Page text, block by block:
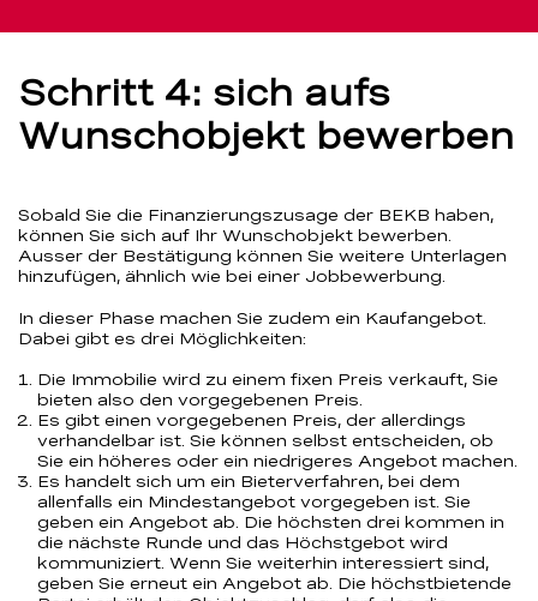
Schritt 4: sich aufs
Wunschobjekt bewerben
Sobald Sie die Finanzierungszusage der BEKB haben,
können Sie sich auf Ihr Wunschobjekt bewerben.
Ausser der Bestätigung können Sie weitere Unterlagen
hinzufügen, ähnlich wie bei einer Jobbewerbung.
In dieser Phase machen Sie zudem ein Kaufangebot.
Dabei gibt es drei Möglichkeiten:
Die Immobilie wird zu einem fixen Preis verkauft, Sie
bieten also den vorgegebenen Preis.
Es gibt einen vorgegebenen Preis, der allerdings
verhandelbar ist. Sie können selbst entscheiden, ob
Sie ein höheres oder ein niedrigeres Angebot machen.
Es handelt sich um ein Bieterverfahren, bei dem
allenfalls ein Mindestangebot vorgegeben ist. Sie
geben ein Angebot ab. Die höchsten drei kommen in
die nächste Runde und das Höchstgebot wird
kommuniziert. Wenn Sie weiterhin interessiert sind,
geben Sie erneut ein Angebot ab. Die höchstbietende